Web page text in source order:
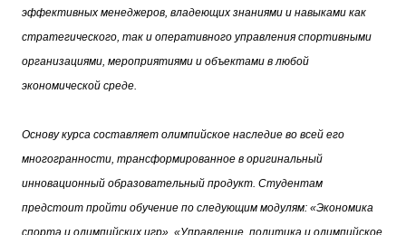
эффективных менеджеров, владеющих знаниями и навыками как
стратегического, так и оперативного управления спортивными
организациями, мероприятиями и объектами в любой
экономической среде.
Основу курса составляет олимпийское наследие во всей его
многогранности, трансформированное в оригинальный
инновационный образовательный продукт. Студентам
предстоит пройти обучение по следующим модулям: «Экономика
спорта и олимпийских игр», «Управление, политика и олимпийское